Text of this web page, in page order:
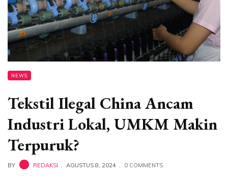
NEWS
Tekstil Ilegal China Ancam
Industri Lokal, UMKM Makin
Terpuruk?
BY REDAKSI AGUSTUS 8, 2024 0 COMMENTS